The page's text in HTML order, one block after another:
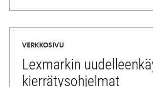
opens
in
new
tab
VERKKOSIVU
Lexmarkin
kierrätysohjelmat